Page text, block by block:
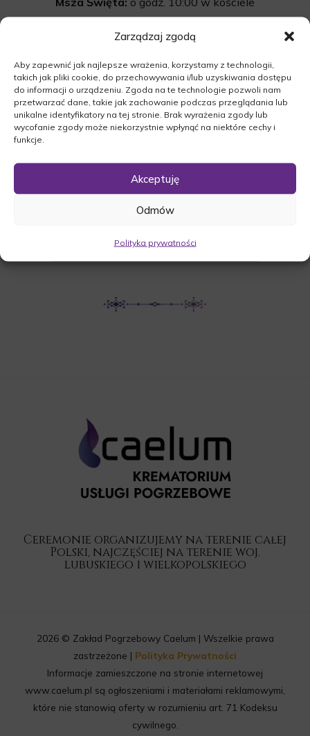
Zarządzaj zgodą
Aby zapewnić jak najlepsze wrażenia, korzystamy z technologii,
takich jak pliki cookie, do przechowywania i/lub uzyskiwania dostępu
do informacji o urządzeniu. Zgoda na te technologie pozwoli nam
przetwarzać dane, takie jak zachowanie podczas przeglądania lub
unikalne identyfikatory na tej stronie. Brak wyrażenia zgody lub
wycofanie zgody może niekorzystnie wpłynąć na niektóre cechy i
funkcje.
Akceptuję
Odmów
Polityka prywatności
DW136, 69-210 Lubniewice
Cmentarz:Uroczystość pogrzebowa
rozpocznie się po mszy św. na cmentarzu
komunalnym w Lubniewicach.
Lubniewice, 69-210 Lubniewice
POBIERZ POWIADOMIENIE SMS
Ceremonie organizujemy na terenie całej
Polski, najczęściej na terenie woj.
lubuskiego i wielkopolskiego
2026 © Zakład Pogrzebowy Caelum | Wszelkie prawa
zastrzeżone | Polityka Prywatności
Informacje zamieszczone na stronie internetowej
www.caelum.pl są ogłoszeniami i materiałami reklamowymi,
które nie stanowią oferty w rozumieniu art. 71 Kodeksu
cywilnego.